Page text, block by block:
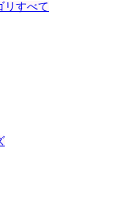
リすべて